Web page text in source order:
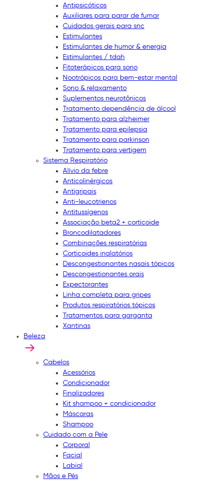
Antipsicóticos
Auxiliares para parar de fumar
Cuidados gerais para snc
Estimulantes
Estimulantes de humor & energia
Estimulantes / tdah
Fitoterápicos para sono
Nootrópicos para bem-estar mental
Sono & relaxamento
Suplementos neurotônicos
Tratamento dependência de álcool
Tratamento para alzheimer
Tratamento para epilepsia
Tratamento para parkinson
Tratamento para vertigem
Sistema Respiratório
Alívio da febre
Anticolinérgicos
Antigripais
Anti-leucotrienos
Antitussígenos
Associação beta2 + corticoide
Broncodilatadores
Combinações respiratórias
Corticoides inalatórios
Descongestionantes nasais tópicos
Descongestionantes orais
Expectorantes
Linha completa para gripes
Produtos respiratórios tópicos
Tratamentos para garganta
Xantinas
Beleza
Cabelos
Acessórios
Condicionador
Finalizadores
Kit shampoo + condicionador
Máscaras
Shampoo
Cuidado com a Pele
Corporal
Facial
Labial
Mãos e Pés